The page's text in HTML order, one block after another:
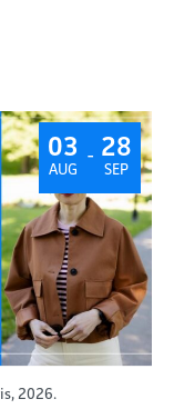
03
AUG
- 28
SEP
2026.